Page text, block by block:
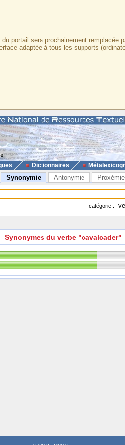
portail sera prochainement remplacée
adaptée à tous les supports
Dictionnaires
Synonymie Antonymie Proxémie
catégorie :
Synonymes du verbe "cavalcader"